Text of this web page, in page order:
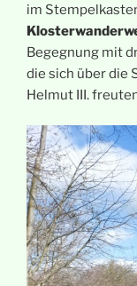
im
Begegnung mit
die sich über die
Helmut III.